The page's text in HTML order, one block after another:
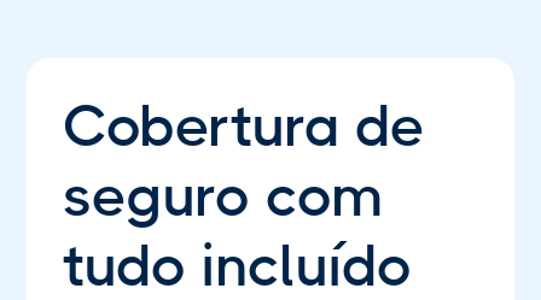
Cobertura de
seguro com
tudo incluído